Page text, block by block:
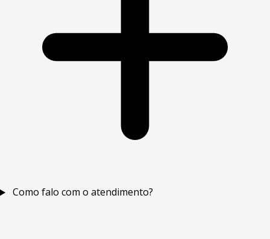
Como falo com o atendimento?